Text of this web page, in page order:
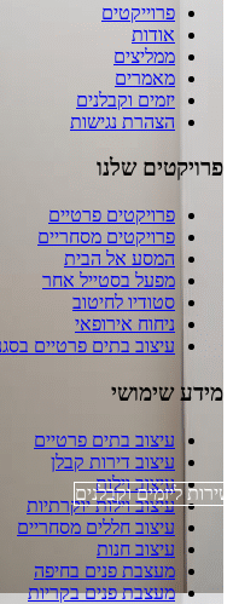
שירות ליזמים וקבלנים
פרוייקטים
אודות
ממליצים
מאמרים
יזמים וקבלנים
הצהרת נגישות
פרויקטים שלנו
פרויקטים פרטיים
פרויקטים מסחריים
המסע אל הבית
מפעל בסטייל אחר
סטודיו לחיטוב
ניחוח אירופאי
עיצוב בתים פרטיים
מידע שימושי
עיצוב בתים פרטיים
עיצוב דירות קבלן
עיצוב וילות
עיצוב וילות יוקרתיות
עיצוב חללים מסחריים
עיצוב חנות
מעצבת פנים בחיפה
מעצבת פנים בקריות